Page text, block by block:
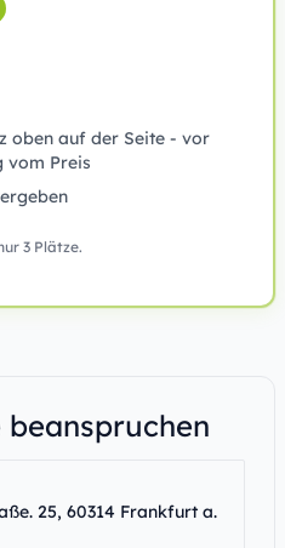
oben auf der Seite - vor
vom Preis
3 Plätze.
25, 60314 Frankfurt a.